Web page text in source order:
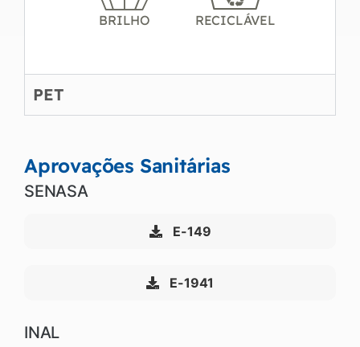
BRILHO RECICLÁVEL
PET
Aprovações Sanitárias
SENASA
E-149
E-1941
INAL